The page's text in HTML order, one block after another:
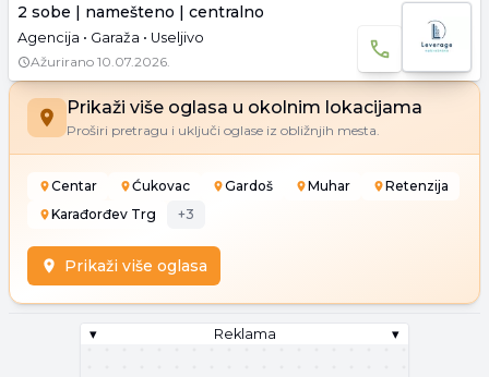
2 sobe | namešteno | centralno
Agencija • Garaža • Useljivo
Ažurirano 10.07.2026.
Prikaži više oglasa u okolnim lokacijama
Proširi pretragu i uključi oglase iz obližnjih mesta.
Centar Ćukovac Gardoš Muhar
Retenzija
Karađorđev Trg
+3
Prikaži više oglasa
▾ Reklama ▾